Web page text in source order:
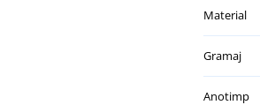
Material
Gramaj
Anotimp